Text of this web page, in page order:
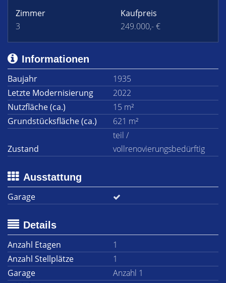
Zimmer
3
Kaufpreis
249.000,- €
Informationen
Baujahr
1935
Letzte Modernisierung
2022
Nutzfläche (ca.)
15 m²
Grundstücksfläche (ca.)
621 m²
Zustand
teil /
vollrenovierungsbedürftig
Ausstattung
Garage
Details
Anzahl Etagen
1
Anzahl Stellplätze
1
Garage
Anzahl 1